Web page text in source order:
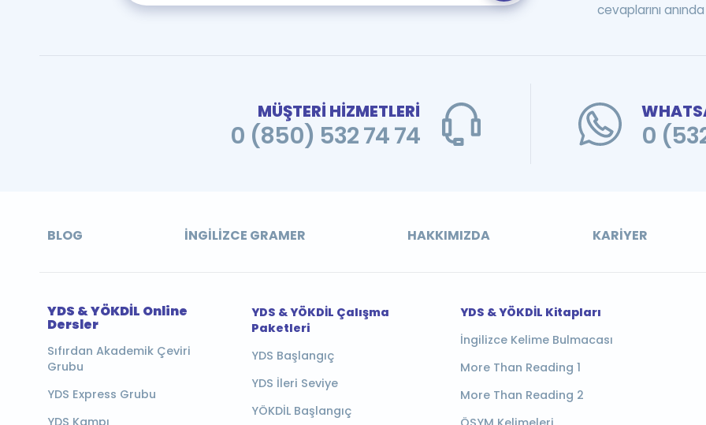
cevaplarını anında
MÜŞTERİ HİZMETLERİ
0 (850) 532 74 74 0
BLOG İNGILIZCE GRAMER HAKKIMIZDA KARIYER
YDS & YÖKDİL Online
Dersler
Sıfırdan Akademik Çeviri
Grubu
YDS Express Grubu
YDS Kampı
YDS & YÖKDİL Çalışma
Paketleri
YDS Başlangıç
YDS İleri Seviye
YÖKDİL Başlangıç
YDS & YÖKDİL Kitapları
İngilizce Kelime Bulmacası
More Than Reading 1
More Than Reading 2